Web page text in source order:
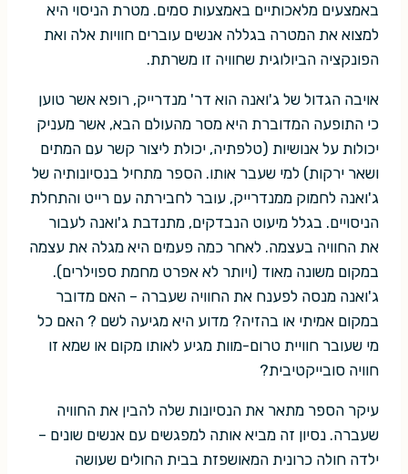
באמצעים מלאכותיים באמצעות סמים. מטרת הניסוי היא
למצוא את המטרה בגללה אנשים עוברים חוויות אלה ואת
הפונקציה הביולוגית שחוויה זו משרתת.
אויבה הגדול של ג'ואנה הוא דר' מנדרייק, רופא אשר טוען
כי התופעה המדוברת היא מסר מהעולם הבא, אשר מעניק
יכולות על אנושיות (טלפתיה, יכולת ליצור קשר עם המתים
ושאר ירקות) למי שעבר אותו. הספר מתחיל בנסיונותיה של
ג'ואנה לחמוק ממנדרייק, עובר לחבירתה עם רייט והתחלת
הניסויים. בגלל מיעוט הנבדקים, מתנדבת ג'ואנה לעבור
את החוויה בעצמה. לאחר כמה פעמים היא מגלה את עצמה
במקום משונה מאוד (ויותר לא אפרט מחמת ספוילרים).
ג'ואנה מנסה לפענח את החוויה שעברה – האם מדובר
במקום אמיתי או בהזיה? מדוע היא מגיעה לשם ? האם כל
מי שעובר חוויית טרום-מוות מגיע לאותו מקום או שמא זו
חוויה סובייקטיבית?
עיקר הספר מתאר את הנסיונות שלה להבין את החוויה
שעברה. נסיון זה מביא אותה למפגשים עם אנשים שונים –
ילדה חולה כרונית המאושפזת בבית החולים שעושה